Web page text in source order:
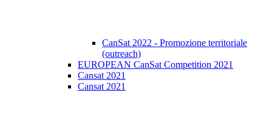
CanSat 2022 - Promozione territoriale
(outreach)
EUROPEAN CanSat Competition 2021
Cansat 2021
Cansat 2021